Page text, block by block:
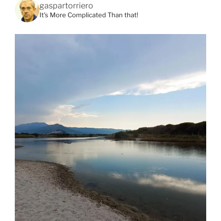
gaspartorriero
It's More Complicated Than that!